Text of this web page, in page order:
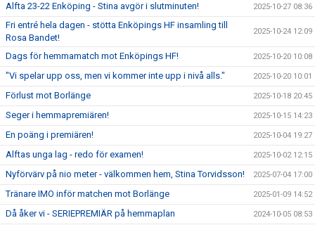
Alfta 23-22 Enköping - Stina avgör i slutminuten! 2025-10-27 08:36
Fri entré hela dagen - stötta Enköpings HF insamling till
Rosa Bandet!
2025-10-24 12:09
Dags för hemmamatch mot Enköpings HF! 2025-10-20 10:08
"Vi spelar upp oss, men vi kommer inte upp i nivå alls." 2025-10-20 10:01
Förlust mot Borlänge 2025-10-18 20:45
Seger i hemmapremiären! 2025-10-15 14:23
En poäng i premiären! 2025-10-04 19:27
Alftas unga lag - redo för examen! 2025-10-02 12:15
Nyförvärv på nio meter - välkommen hem, Stina Torvidsson! 2025-07-04 17:00
Tränare IMO inför matchen mot Borlänge 2025-01-09 14:52
Då åker vi - SERIEPREMIÄR på hemmaplan 2024-10-05 08:53